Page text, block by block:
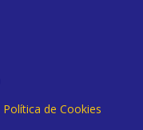
Política de Cookies